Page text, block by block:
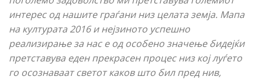
интерес од нашите граѓани низ целата земја. Мапа
на културата 2016 и нејзиното успешно
реализирање за нас е од особено значење бидејќи
претставува еден прекрасен процес низ кој луѓето
го осознаваат светот каков што бил пред нив,